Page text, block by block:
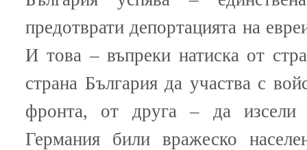
предотврати депортацията на
И това – въпреки натиска от
страна България да участва с
фронта, от друга – да изсели
Германия били вражеско